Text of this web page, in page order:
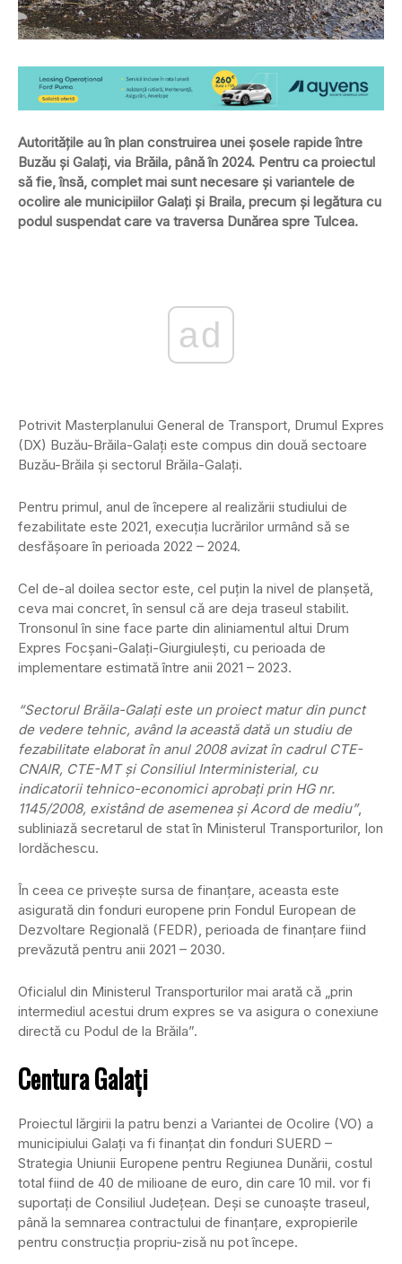
Autorităţile au în plan construirea unei şosele rapide între
Buzău şi Galaţi, via Brăila, până în 2024. Pentru ca proiectul
să fie, însă, complet mai sunt necesare şi variantele de
ocolire ale municipiilor Galaţi şi Braila, precum şi legătura cu
podul suspendat care va traversa Dunărea spre Tulcea.
ad
Potrivit Masterplanului General de Transport, Drumul Expres
(DX) Buzău-Brăila-Galaţi este compus din două sectoare
Buzău-Brăila şi sectorul Brăila-Galaţi.
Pentru primul, anul de începere al realizării studiului de
fezabilitate este 2021, execuţia lucrărilor urmând să se
desfăşoare în perioada 2022 – 2024.
Cel de-al doilea sector este, cel puţin la nivel de planşetă,
ceva mai concret, în sensul că are deja traseul stabilit.
Tronsonul în sine face parte din aliniamentul altui Drum
Expres Focşani-Galaţi-Giurgiuleşti, cu perioada de
implementare estimată între anii 2021 – 2023.
“Sectorul Brăila-Galaţi este un proiect matur din punct
de vedere tehnic, având la această dată un studiu de
fezabilitate elaborat în anul 2008 avizat în cadrul CTE-
CNAIR, CTE-MT şi Consiliul Interministerial, cu
indicatorii tehnico-economici aprobaţi prin HG nr.
1145/2008, existând de asemenea şi Acord de mediu”,
subliniază secretarul de stat în Ministerul Transporturilor, Ion
Iordăchescu.
În ceea ce priveşte sursa de finanţare, aceasta este
asigurată din fonduri europene prin Fondul European de
Dezvoltare Regională (FEDR), perioada de finanţare fiind
prevăzută pentru anii 2021 – 2030.
Oficialul din Ministerul Transporturilor mai arată că „prin
intermediul acestui drum expres se va asigura o conexiune
directă cu Podul de la Brăila”.
Centura Galaţi
Proiectul lărgirii la patru benzi a Variantei de Ocolire (VO) a
municipiului Galaţi va fi finanţat din fonduri SUERD –
Strategia Uniunii Europene pentru Regiunea Dunării, costul
total fiind de 40 de milioane de euro, din care 10 mil. vor fi
suportaţi de Consiliul Judeţean. Deşi se cunoaşte traseul,
până la semnarea contractului de finanţare, expropierile
pentru construcţia propriu-zisă nu pot începe.